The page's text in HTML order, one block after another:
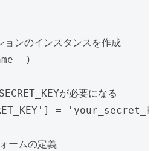
ンのインスタンスを作成
が必要になる
=
ームの定義